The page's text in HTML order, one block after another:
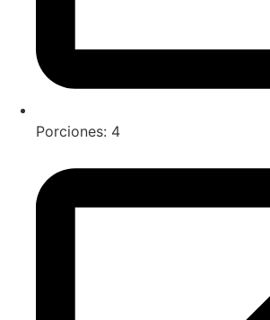
Porciones: 4